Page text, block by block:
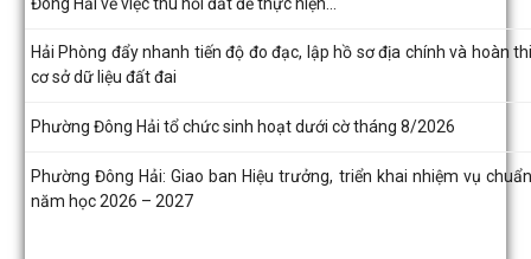
Hải Phòng đẩy nhanh tiến độ đo đạc, lập hồ sơ địa chính và hoàn
cơ sở dữ liệu đất đai
Phường Đông Hải tổ chức sinh hoạt dưới cờ tháng 8/2026
Phường Đông Hải: Giao ban Hiệu trưởng, triển khai nhiệm vụ
năm học 2026 – 2027